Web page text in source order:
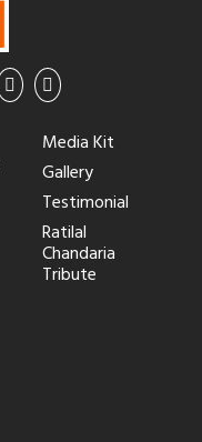
Media Kit
Gallery
Testimonial
Ratilal
Chandaria
Tribute